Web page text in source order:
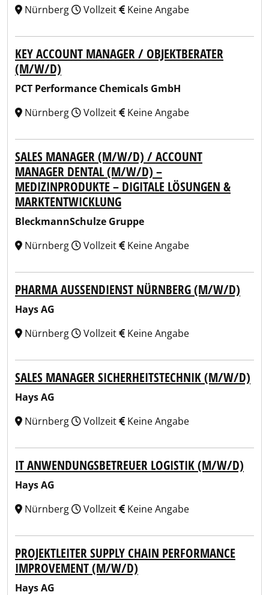
Nürnberg
Vollzeit Keine Angabe
KEY ACCOUNT MANAGER / OBJEKTBERATER
(M/W/D)
PCT Performance Chemicals GmbH
Nürnberg
Vollzeit Keine Angabe
SALES MANAGER (M/W/D) / ACCOUNT
MANAGER DENTAL (M/W/D) –
MEDIZINPRODUKTE – DIGITALE LÖSUNGEN &
MARKTENTWICKLUNG
BleckmannSchulze Gruppe
Nürnberg
Vollzeit Keine Angabe
PHARMA AUSSENDIENST NÜRNBERG (M/W/D)
Hays AG
Nürnberg
Vollzeit Keine Angabe
SALES MANAGER SICHERHEITSTECHNIK (M/W/D)
Hays AG
Nürnberg
Vollzeit Keine Angabe
IT ANWENDUNGSBETREUER LOGISTIK (M/W/D)
Hays AG
Nürnberg
Vollzeit Keine Angabe
PROJEKTLEITER SUPPLY CHAIN PERFORMANCE
IMPROVEMENT (M/W/D)
Hays AG